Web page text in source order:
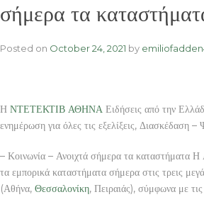
σήμερα τα
Posted on October 24, 2021 by
Η ΝΤΕΤΕΚΤΙΒ ΑΘΗΝΑ Ειδήσεις από την
ενημέρωση για όλες τις εξελίξεις, Διασκέδαση
– Κοινωνία – Ανοιχτά σήμερα τα καταστήματα
τα εμπορικά καταστήματα σήμερα στις τρεις
(Αθήνα, Θεσσαλονίκη, Πειραιάς), σύμφωνα με